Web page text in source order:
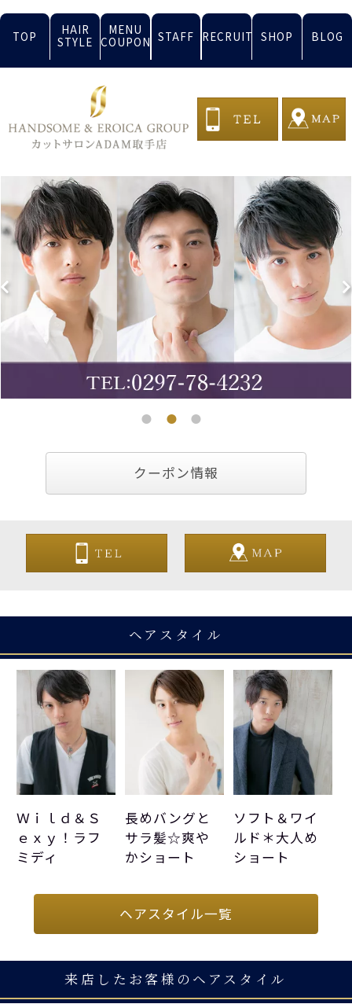
TOP
HAIR
STYLE
MENU
COUPON STAFF RECRUIT SHOP BLOG
クーポン情報
ヘアスタイル
Ｗｉｌｄ＆Ｓ
ｅｘｙ！ラフ
ミディ
長めバングと
サラ髪☆爽や
かショート
ソフト＆ワイ
ルド＊大人め
ショート
ヘアスタイル一覧
来店したお客様のヘアスタイル